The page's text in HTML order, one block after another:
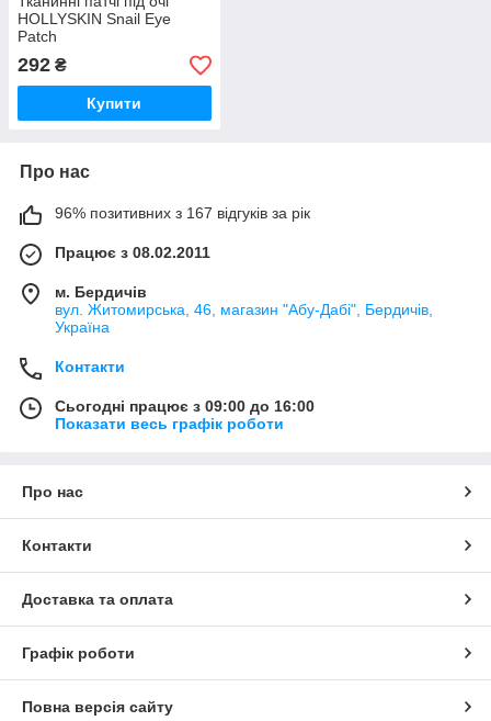
HOLLYSKIN Snail Eye
Patch
292 ₴
Купити
Про нас
96% позитивних з 167 відгуків за рік
Працює з 08.02.2011
м. Бердичів
вул. Житомирська, 46, магазин "Абу-Дабі", Бердичів,
Україна
Контакти
Сьогодні працює з 09:00 до 16:00
Показати весь графік роботи
Про нас
Контакти
Доставка та оплата
Графік роботи
Повна версія сайту